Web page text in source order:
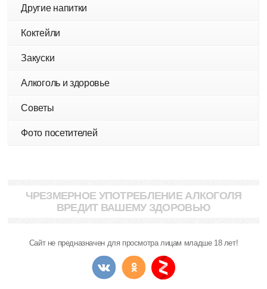
Другие напитки
Коктейли
Закуски
Алкоголь и здоровье
Советы
Фото посетителей
ЧРЕЗМЕРНОЕ УПОТРЕБЛЕНИЕ АЛКОГОЛЯ
ВРЕДИТ ВАШЕМУ ЗДОРОВЬЮ
Сайт не предназначен для просмотра лицам младше 18 лет!